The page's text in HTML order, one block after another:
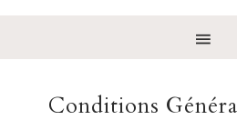
Conditions